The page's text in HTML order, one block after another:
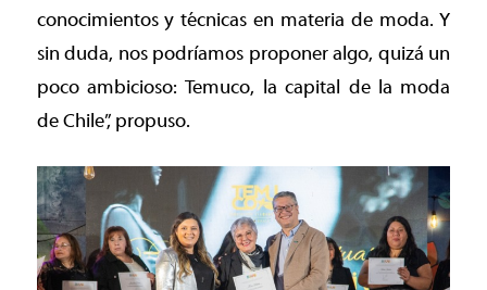
conocimientos y técnicas en materia de moda. Y
sin duda, nos podríamos proponer algo, quizá un
poco ambicioso: Temuco, la capital de la moda
de Chile”, propuso.